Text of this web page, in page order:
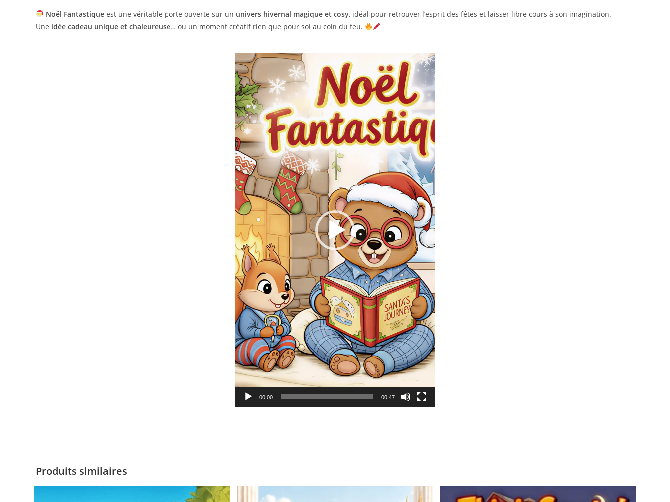
Noël Fantastiqueest une véritable porte ouverte sur un univers hivernal magique et cosy, idéal pour retrouver l’esprit des fêtes et laisser libre cours à son imagination.
Une idée cadeau unique et chaleureuse… ou un moment créatif rien que pour soi au coin du feu.
Lecteur
vidéo
00:00 00:47
Produits similaires